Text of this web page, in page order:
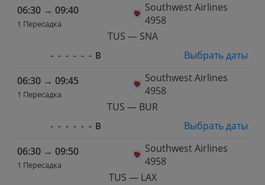
06:30 → 09:40
1 Пересадка
Southwest Airlines
4958
TUS — SNA
- - - - - - В
Выбрать даты
06:30 → 09:45
1 Пересадка
Southwest Airlines
4958
TUS — BUR
- - - - - - В
Выбрать даты
06:30 → 09:50
1 Пересадка
Southwest Airlines
4958
TUS — LAX